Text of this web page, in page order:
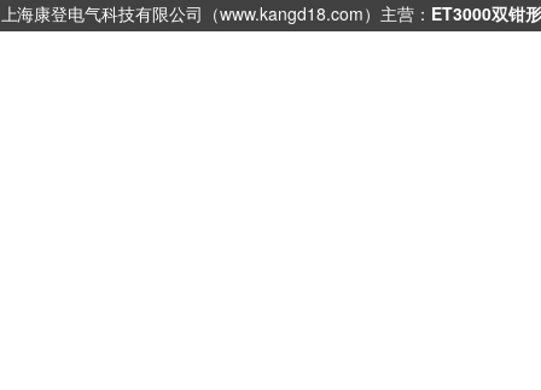
上海康登电气科技有限公司（www.kangd18.com）主营： ET3000双钳